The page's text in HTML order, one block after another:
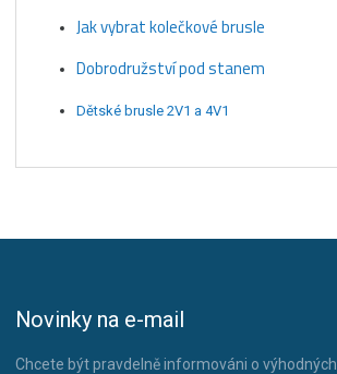
Jak vybrat kolečkové brusle
Dobrodružství pod stanem
Dětské brusle 2V1 a 4V1
Novinky na e-mail
Chcete být pravdelně informováni o výhodných